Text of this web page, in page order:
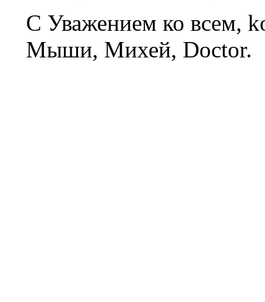
С Уважением ко всем,
Мыши, Михей, Doctor.